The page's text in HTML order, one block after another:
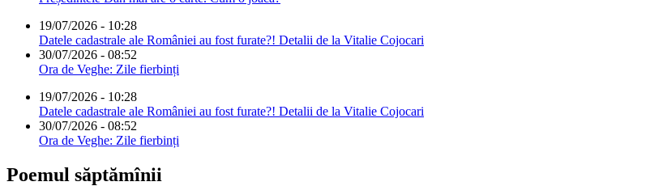
19/07/2026 - 10:28
Datele cadastrale ale României au fost furate?! Detalii de la Vitalie Cojocari
30/07/2026 - 08:52
Ora de Veghe: Zile fierbinți
19/07/2026 - 10:28
Datele cadastrale ale României au fost furate?! Detalii de la Vitalie Cojocari
30/07/2026 - 08:52
Ora de Veghe: Zile fierbinți
Poemul săptămînii